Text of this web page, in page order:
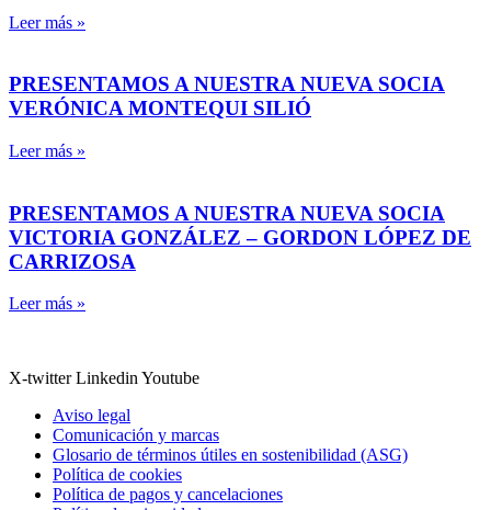
Leer más »
PRESENTAMOS A NUESTRA NUEVA SOCIA
VERÓNICA MONTEQUI SILIÓ
Leer más »
PRESENTAMOS A NUESTRA NUEVA SOCIA
VICTORIA GONZÁLEZ – GORDON LÓPEZ DE
CARRIZOSA
Leer más »
X-twitter LinkedinYoutube
Aviso legal
Comunicación y marcas
Glosario de términos útiles en sostenibilidad (ASG)
Política de cookies
Política de pagos y cancelaciones